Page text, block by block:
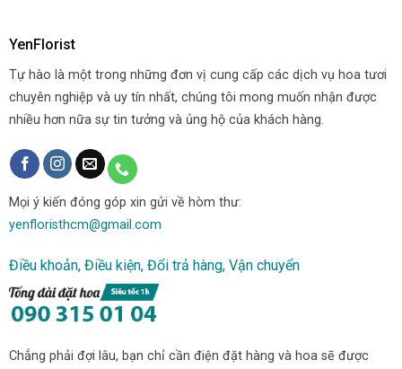
YenFlorist
Tự hào là một trong những đơn vị cung cấp các dịch vụ hoa tươi
chuyên nghiệp và uy tín nhất, chúng tôi mong muốn nhận được
nhiều hơn nữa sự tin tưởng và ủng hộ của khách hàng.
Mọi ý kiến đóng góp xin gửi về hòm thư:
yenfloristhcm@gmail.com
Điều khoản, Điều kiện, Đổi trả hàng, Vận chuyển
Chẳng phải đợi lâu, bạn chỉ cần điện đặt hàng và hoa sẽ được